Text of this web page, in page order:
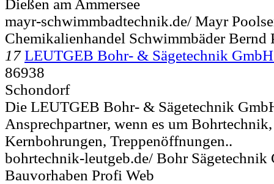
Dießen am Ammersee
mayr-schwimmbadtechnik.de/ Mayr
Chemikalienhandel Schwimmbäder Bernd
17 LEUTGEB Bohr- & Sägetechnik GmbH
86938
Schondorf
Die LEUTGEB Bohr- & Sägetechnik
Ansprechpartner, wenn es um
Kernbohrungen, Treppenöffnungen..
bohrtechnik-leutgeb.de/ Bohr Sägetechnik
Bauvorhaben Profi Web